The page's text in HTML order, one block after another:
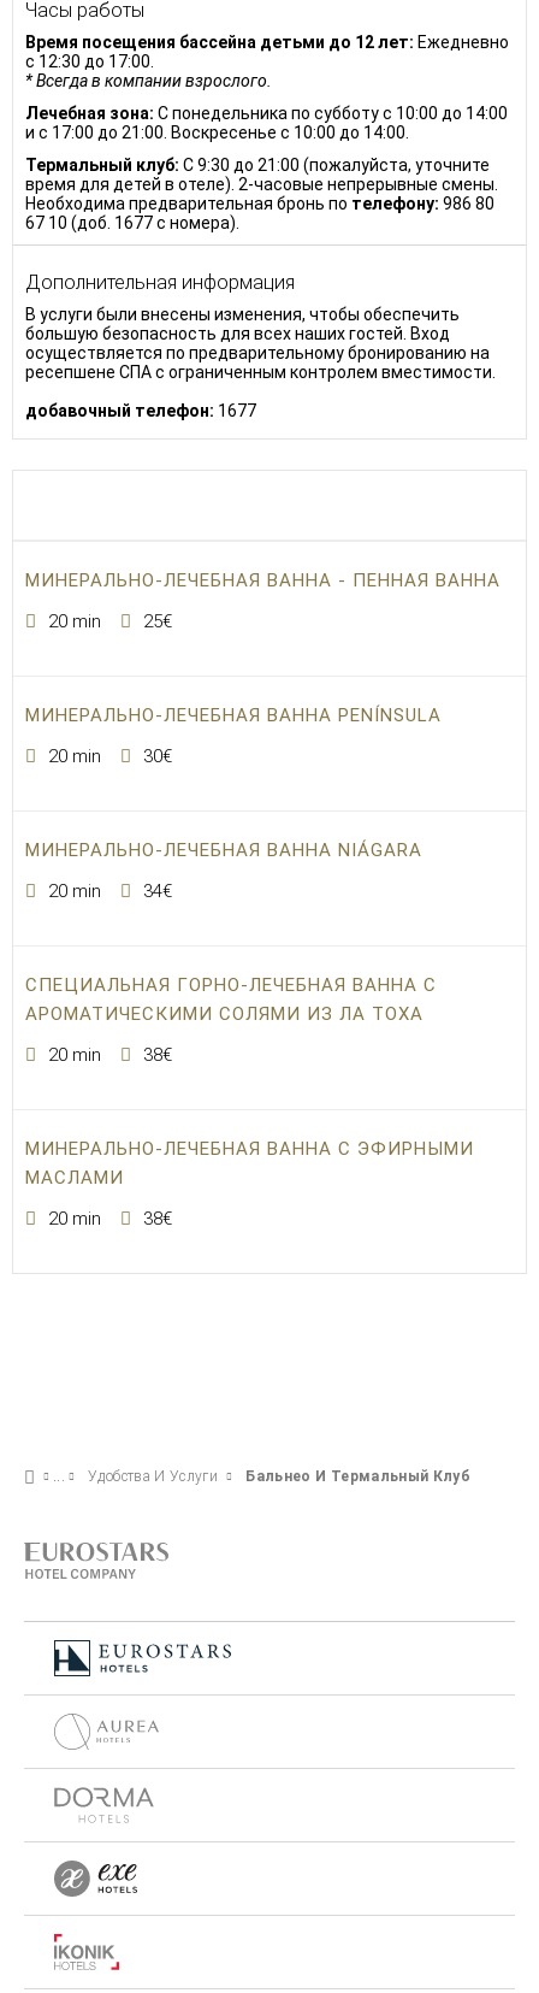
Часы работы
Время посещения бассейна детьми до 12 лет: Ежедневно
с 12:30 до 17:00.
* Bсегда в компании взрослого.
Лечебная зона: С понедельника по субботу с 10:00 до 14:00
и с 17:00 до 21:00. Воскресенье с 10:00 до 14:00.
Термальный клуб: С 9:30 до 21:00 (пожалуйста, уточните
время для детей в отеле). 2-часовые непрерывные смены.
Необходима предварительная бронь по телефону: 986 80
67 10 (доб. 1677 с номера).
Дополнительная информация
В услуги были внесены изменения, чтобы обеспечить
большую безопасность для всех наших гостей. Вход
осуществляется по предварительному бронированию на
ресепшене СПА с ограниченным контролем вместимости.
добавочный телефон: 1677
МИНЕРАЛЬНО-ЛЕЧЕБНАЯ ВАННА - ПЕННАЯ ВАННА
20 min
25€
МИНЕРАЛЬНО-ЛЕЧЕБНАЯ ВАННА PENÍNSULA
20 min
30€
МИНЕРАЛЬНО-ЛЕЧЕБНАЯ ВАННА NIÁGARA
20 min
34€
СПЕЦИАЛЬНАЯ ГОРНО-ЛЕЧЕБНАЯ ВАННА С
АРОМАТИЧЕСКИМИ СОЛЯМИ ИЗ ЛА ТОХА
20 min
38€
МИНЕРАЛЬНО-ЛЕЧЕБНАЯ ВАННА С ЭФИРНЫМИ
МАСЛАМИ
20 min
38€
Удобства И Услуги Бальнео И Термальный Клуб